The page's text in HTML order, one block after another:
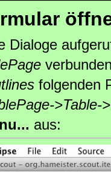
Dialoge
folgenden
>Table-
aus: